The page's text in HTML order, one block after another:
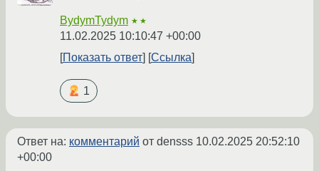
BydymTydym ★★
11.02.2025 10:10:47 +00:00
Показать ответ
Ссылка
1
Ответ на: комментарий от densss 10.02.2025 20:52:10
+00:00